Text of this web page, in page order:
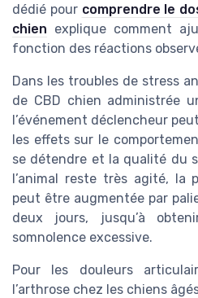
dédié pour comprendre le
chien explique comment
fonction des réactions
Dans les troubles de stress
de CBD chien administrée
l’événement déclencheur
les effets sur le
se détendre et la qualité du
l’animal reste très agité, la
peut être augmentée par
deux jours, jusqu’à
somnolence excessive.
Pour les douleurs
l’arthrose chez les chiens